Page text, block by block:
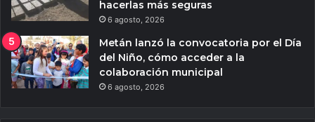
hacerlas más seguras
6 agosto, 2026
Metán lanzó la convocatoria por el Día
del Niño, cómo acceder a la
colaboración municipal
6 agosto, 2026